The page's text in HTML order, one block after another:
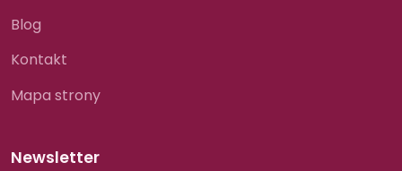
Blog
Kontakt
Mapa strony
Newsletter